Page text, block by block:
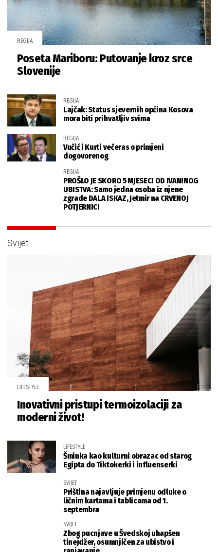
REGIJA
Poseta Mariboru: Putovanje kroz srce
Slovenije
REGIJA
Lajčak: Status sjevernih općina Kosova
mora biti prihvatljiv svima
REGIJA
Vučić i Kurti večeras o primjeni
dogovorenog
REGIJA
PROŠLO JE SKORO 5 MJESECI OD IVANINOG
UBISTVA: Samo jedna osoba iz njene
zgrade DALA ISKAZ, Jetmir na CRVENOJ
POTJERNICI
Svijet
LIFESTYLE
Inovativni pristupi termoizolaciji za
moderni život!
LIFESTYLE
Šminka kao kulturni obrazac od starog
Egipta do Tiktokerki i influenserki
SVIJET
Priština najavljuje primjenu odluke o
ličnim kartama i tablicama od 1.
septembra
SVIJET
Zbog pucnjave u Švedskoj uhapšen
tinejdžer, osumnjičen za ubistvo i